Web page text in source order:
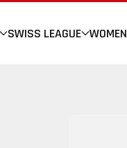
SWISS LEAGUE WOMEN